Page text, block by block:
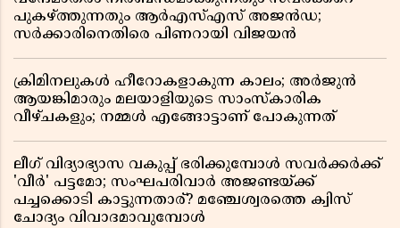
പുകഴ്ത്തുന്നതും ആർഎസ്എസ് അജൻഡ;
സർക്കാരിനെതിരെ പിണറായി വിജയൻ
ക്രിമിനലുകൾ ഹീറോകളാകുന്ന കാലം; അർജുൻ
ആയങ്കിമാരും മലയാളിയുടെ സാംസ്കാരിക
വീഴ്ചകളും; നമ്മൾ എങ്ങോട്ടാണ് പോകുന്നത്
ലീഗ് വിദ്യാഭ്യാസ വകുപ്പ് ഭരിക്കുമ്പോൾ സവർക്കർക്ക്
'വീർ' പട്ടമോ; സംഘപരിവാർ അജണ്ടയ്ക്ക്
പച്ചക്കൊടി കാട്ടുന്നതാര്? മഞ്ചേശ്വരത്തെ ക്വിസ്
ചോദ്യം വിവാദമാവുമ്പോൾ